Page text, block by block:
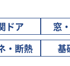
ドア 窓
・断熱 基